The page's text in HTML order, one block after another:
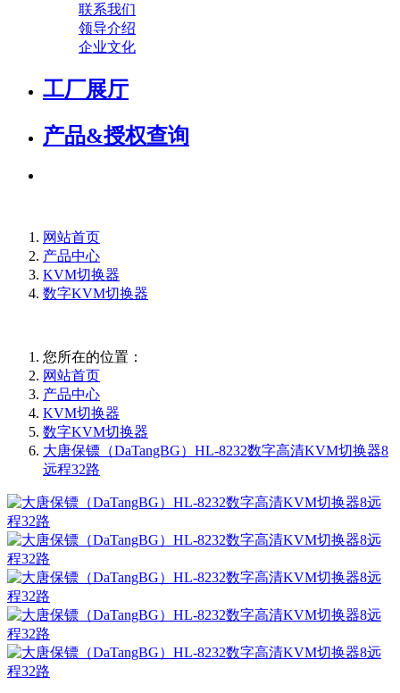
联系我们
领导介绍
企业文化
工厂展厅
产品&授权查询
网站首页
产品中心
KVM切换器
数字KVM切换器
您所在的位置：
网站首页
产品中心
KVM切换器
数字KVM切换器
大唐保镖（DaTangBG）HL-8232数字高清KVM切换器8
远程32路